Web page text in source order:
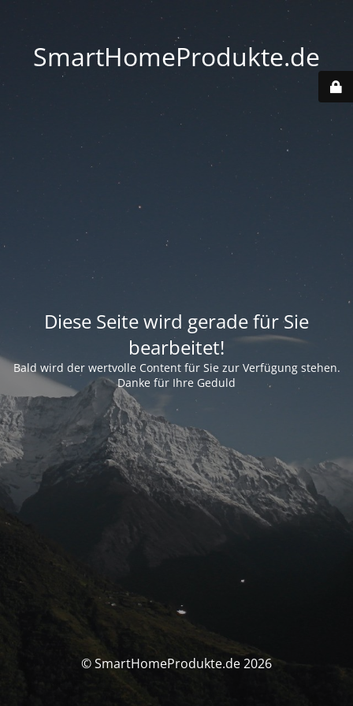
SmartHomeProdukte.de
Diese Seite wird gerade für Sie
bearbeitet!
Bald wird der wertvolle Content für Sie zur Verfügung stehen.
Danke für Ihre Geduld
© SmartHomeProdukte.de 2026